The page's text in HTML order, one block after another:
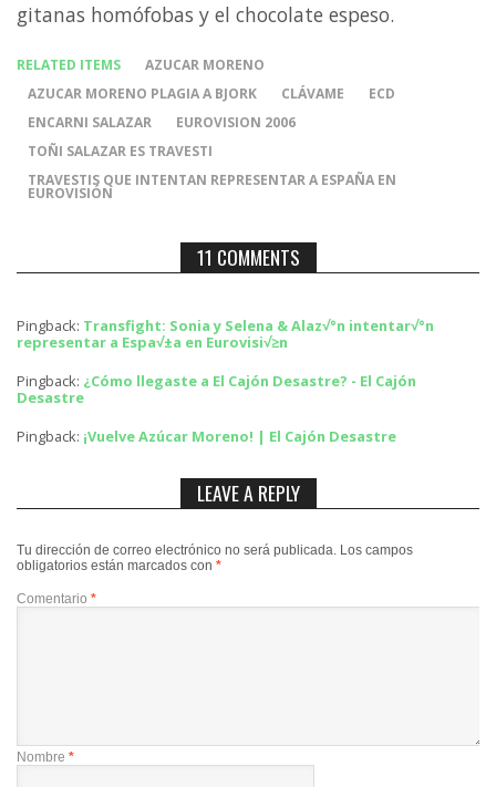
gitanas homófobas y el chocolate espeso.
RELATED ITEMS
AZUCAR MORENO
AZUCAR MORENO PLAGIA A BJORK
CLÁVAME
ECD
ENCARNI SALAZAR
EUROVISION 2006
TOÑI SALAZAR ES TRAVESTI
TRAVESTIS QUE INTENTAN REPRESENTAR A ESPAÑA EN
EUROVISIÓN
11 COMMENTS
Pingback: Transfight: Sonia y Selena & Alaz√°n intentar√°n
representar a Espa√±a en Eurovisi√≥n
Pingback: ¿Cómo llegaste a El Cajón Desastre? - El Cajón
Desastre
Pingback: ¡Vuelve Azúcar Moreno! | El Cajón Desastre
LEAVE A REPLY
Tu dirección de correo electrónico no será publicada. Los campos
obligatorios están marcados con *
Comentario *
Nombre *